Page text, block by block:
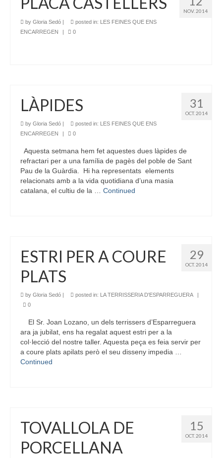
NOV. 2014
by Gloria Sedó | posted in: LES FEINES QUE ENS
ENCARREGEN
| 0
31
OCT. 2014
LÀPIDES
by Gloria Sedó | posted in: LES FEINES QUE ENS
ENCARREGEN
| 0
Aquesta setmana hem fet aquestes dues làpides de
refractari per a una família de pagès del poble de Sant
Pau de la Guàrdia. Hi ha representats elements
relacionats amb a la vida quotidiana d’una masia
catalana, el cultiu de la … Continued
29
OCT. 2014
ESTRI PER A COURE
PLATS
by Gloria Sedó posted in: LA TERRISSERIA D'ESPARREGUERA
0
El Sr. Joan Lozano, un dels terrissers d’Esparreguera
ara ja jubilat, ens ha regalat aquest estri per a la
col·lecció del nostre taller. Aquesta peça es feia servir per
a coure plats apilats però el seu disseny impedia …
Continued
15
OCT. 2014
TOVALLOLA DE
PORCELLANA